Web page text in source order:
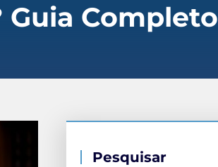
Guia Completo
Pesquisar